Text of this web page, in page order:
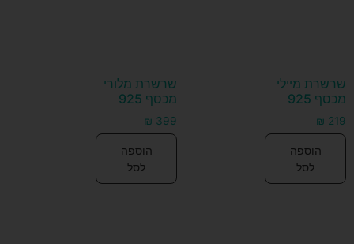
שרשרת מיילי
מכסף 925
₪ 219
הוספה
לסל
שרשרת מלורי
מכסף 925
₪ 399
הוספה
לסל